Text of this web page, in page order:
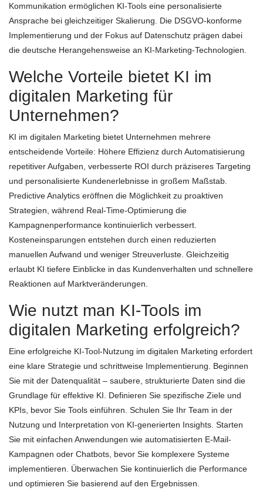
Kommunikation ermöglichen KI-Tools eine personalisierte
Ansprache bei gleichzeitiger Skalierung. Die DSGVO-konforme
Implementierung und der Fokus auf Datenschutz prägen dabei
die deutsche Herangehensweise an KI-Marketing-Technologien.
Welche Vorteile bietet KI im
digitalen Marketing für
Unternehmen?
KI im digitalen Marketing bietet Unternehmen mehrere
entscheidende Vorteile: Höhere Effizienz durch Automatisierung
repetitiver Aufgaben, verbesserte ROI durch präziseres Targeting
und personalisierte Kundenerlebnisse in großem Maßstab.
Predictive Analytics eröffnen die Möglichkeit zu proaktiven
Strategien, während Real-Time-Optimierung die
Kampagnenperformance kontinuierlich verbessert.
Kosteneinsparungen entstehen durch einen reduzierten
manuellen Aufwand und weniger Streuverluste. Gleichzeitig
erlaubt KI tiefere Einblicke in das Kundenverhalten und schnellere
Reaktionen auf Marktveränderungen.
Wie nutzt man KI-Tools im
digitalen Marketing erfolgreich?
Eine erfolgreiche KI-Tool-Nutzung im digitalen Marketing erfordert
eine klare Strategie und schrittweise Implementierung. Beginnen
Sie mit der Datenqualität – saubere, strukturierte Daten sind die
Grundlage für effektive KI. Definieren Sie spezifische Ziele und
KPIs, bevor Sie Tools einführen. Schulen Sie Ihr Team in der
Nutzung und Interpretation von KI-generierten Insights. Starten
Sie mit einfachen Anwendungen wie automatisierten E-Mail-
Kampagnen oder Chatbots, bevor Sie komplexere Systeme
implementieren. Überwachen Sie kontinuierlich die Performance
und optimieren Sie basierend auf den Ergebnissen.